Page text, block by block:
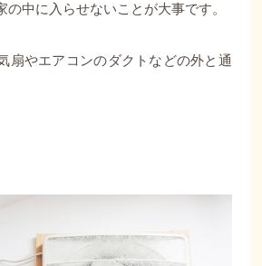
の中に入らせないことが大事です。
扇やエアコンのダクトなどの外と通